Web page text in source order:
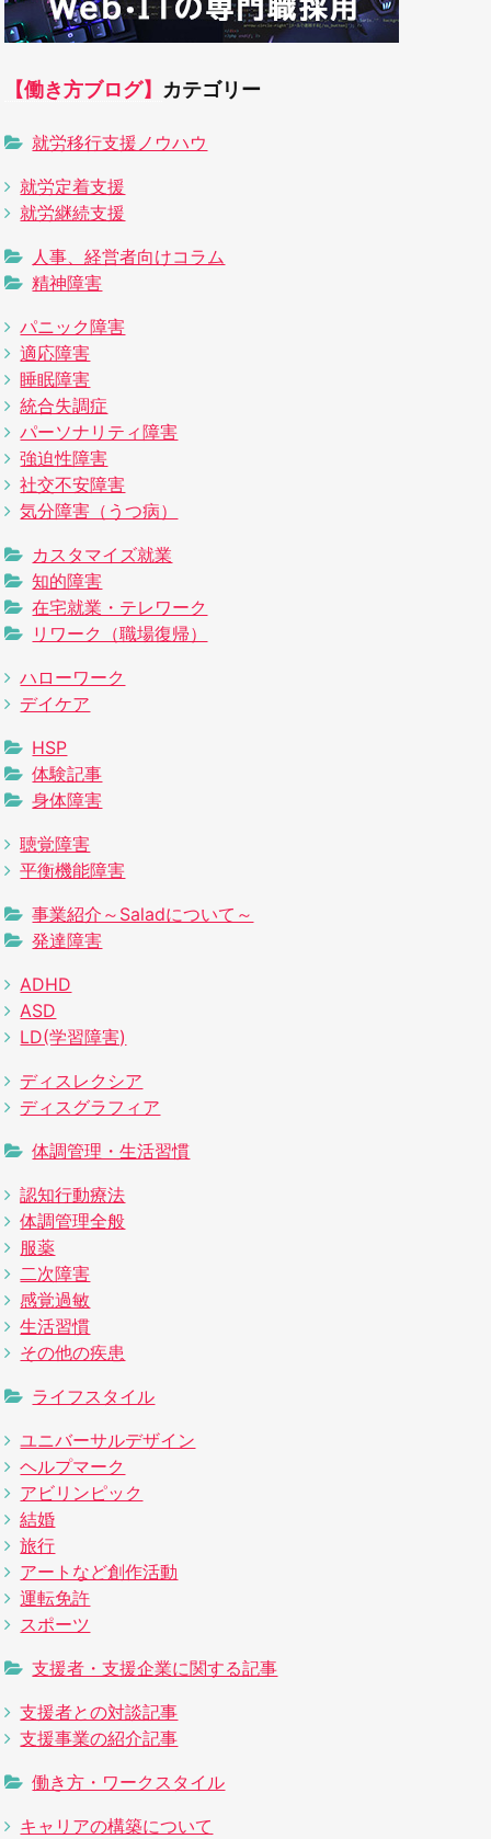
【働き方ブログ】 カテゴリー
就労移行支援ノウハウ
就労定着支援
就労継続支援
人事、経営者向けコラム
精神障害
パニック障害
適応障害
睡眠障害
統合失調症
パーソナリティ障害
強迫性障害
社交不安障害
気分障害（うつ病）
カスタマイズ就業
知的障害
在宅就業・テレワーク
リワーク（職場復帰）
ハローワーク
デイケア
HSP
体験記事
身体障害
聴覚障害
平衡機能障害
事業紹介～Saladについて～
発達障害
ADHD
ASD
LD(学習障害)
ディスレクシア
ディスグラフィア
体調管理・生活習慣
認知行動療法
体調管理全般
服薬
二次障害
感覚過敏
生活習慣
その他の疾患
ライフスタイル
ユニバーサルデザイン
ヘルプマーク
アビリンピック
結婚
旅行
アートなど創作活動
運転免許
スポーツ
支援者・支援企業に関する記事
支援者との対談記事
支援事業の紹介記事
働き方・ワークスタイル
キャリアの構築について